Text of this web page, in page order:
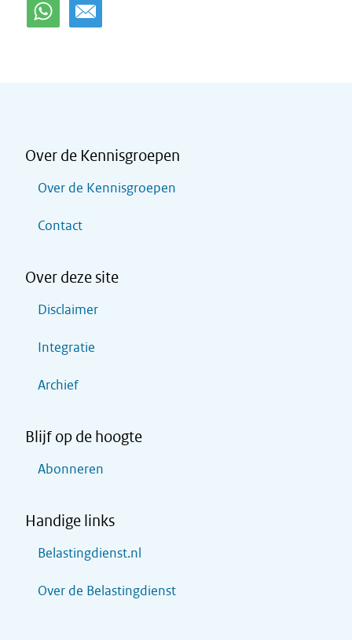
Over de Kennisgroepen
Over de Kennisgroepen
Contact
Over deze site
Disclaimer
Integratie
Archief
Blijf op de hoogte
Abonneren
Handige links
Belastingdienst.nl
Over de Belastingdienst